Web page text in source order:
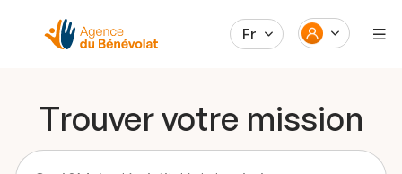
Fr
Trouver votre mission